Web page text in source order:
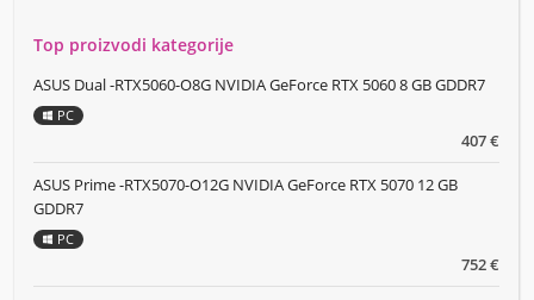
Top proizvodi kategorije
407 €
ASUS Dual -RTX5060-O8G NVIDIA GeForce RTX 5060 8 GB GDDR7
PC
752 €
ASUS Prime -RTX5070-O12G NVIDIA GeForce RTX 5070 12 GB
GDDR7
PC